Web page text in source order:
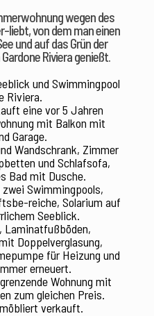
wegen des
liebt, von dem man einen
und auf das Grün der
Riviera genießt.
und Swimmingpool
Riviera.
eine vor 5 Jahren
mit Balkon mit
Garage.
Wandschrank, Zimmer
und Schlafsofa,
Bad mit Dusche.
Swimmingpools,
reiche, Solarium auf
Seeblick.
Laminatfußböden,
Doppelverglasung,
für Heizung und
erneuert.
Wohnung mit
zum gleichen Preis.
verkauft.